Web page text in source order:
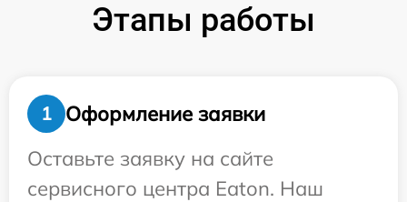
Этапы работы
1
Оформление заявки
Оставьте заявку на сайте
сервисного центра Eaton. Наш